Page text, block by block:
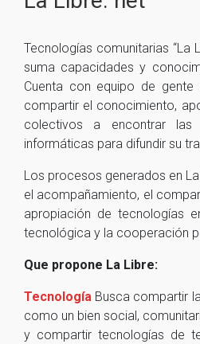
Tecnologías comunitarias “La
suma capacidades y
Cuenta con equipo de gente
compartir el conocimiento,
colectivos a encontrar las
informáticas para difundir su
Los procesos generados en
el acompañamiento, el
apropiación de tecnologías
tecnológica y la cooperación
Que propone La Libre:
Tecnología Busca compartir
como un bien social,
y compartir tecnologías de